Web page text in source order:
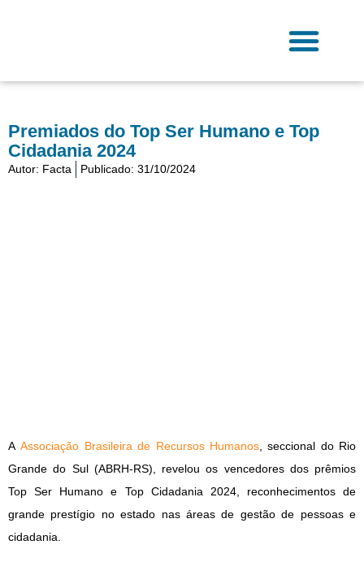
Premiados do Top Ser Humano e Top
Cidadania 2024
Autor: Facta Publicado: 31/10/2024
AAssociação Brasileira de Recursos Humanos, seccional do Rio
Grande do Sul (ABRH-RS), revelou os vencedores dos prêmios
Top Ser Humano e Top Cidadania 2024, reconhecimentos de
grande prestígio no estado nas áreas de gestão de pessoas e
cidadania.